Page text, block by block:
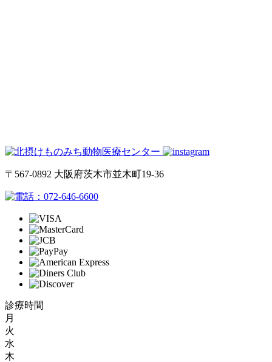
〒567-0892 大阪府茨木市並木町19-36
072-646-6600
診療時間
月
火
水
木